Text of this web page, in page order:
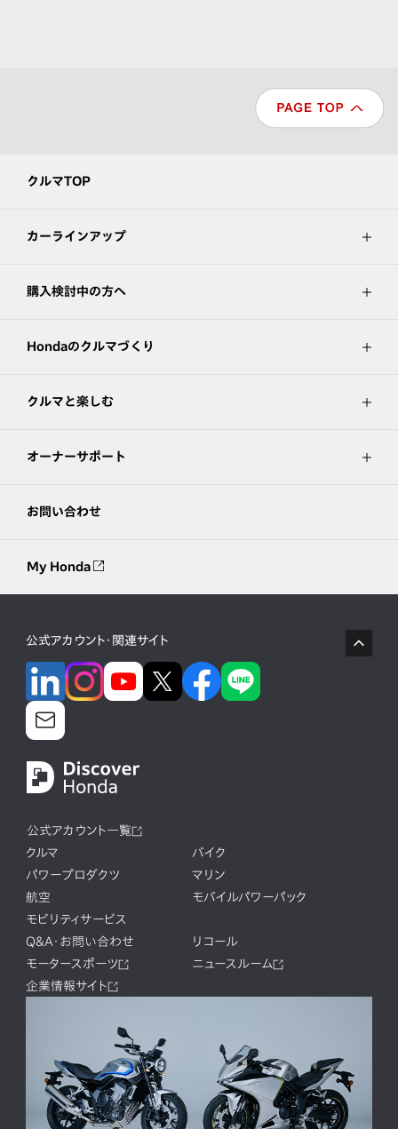
クルマTOP
カーラインアップ
購入検討中の方へ
Hondaのクルマづくり
クルマと楽しむ
オーナーサポート
お問い合わせ
My Honda
公式アカウント・関連サイト
公式アカウント一覧
クルマ
バイク
パワープロダクツ
マリン
航空
モバイルパワーパック
モビリティサービス
Q&A・お問い合わせ
リコール
モータースポーツ
ニュースルーム
企業情報サイト